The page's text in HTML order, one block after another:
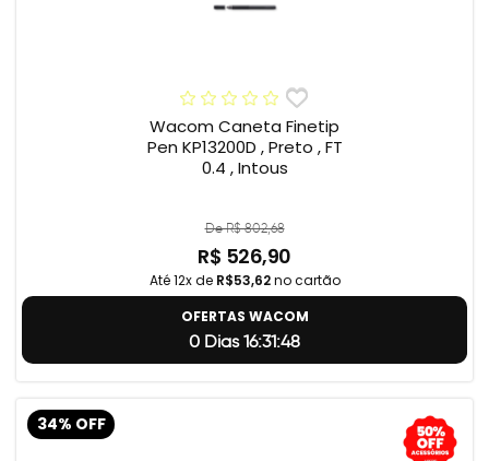
Wacom Caneta Finetip
Pen KP13200D , Preto , FT
0.4 , Intous
De R$ 802,68
R$ 526,90
Até 12x de R$53,62no cartão
OFERTAS WACOM
0 Dias 16:31:47
34% OFF